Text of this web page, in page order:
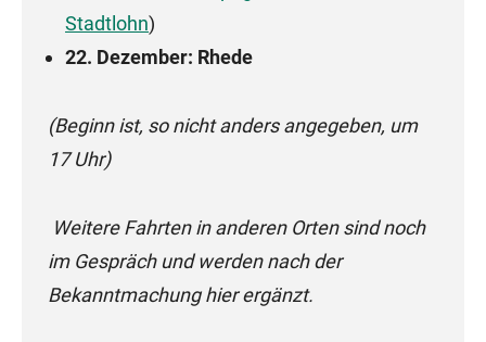
Stadtlohn)
22. Dezember: Rhede
(Beginn ist, so nicht anders angegeben, um
17 Uhr)
Weitere Fahrten in anderen Orten sind noch
im Gespräch und werden nach der
Bekanntmachung hier ergänzt.